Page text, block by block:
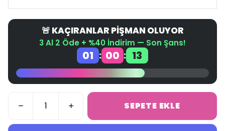
🚨 KAÇIRANLAR PİŞMAN OLUYOR
3 Al 2 Öde + %40 İndirim — Son Şans!
01 : 00 : 13
SEPETE EKLE